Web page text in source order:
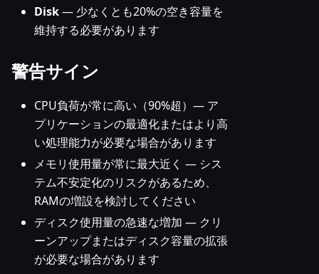
Disk— 少なくとも20%の空き容量を
維持する必要があります
警告サイン
CPU負荷が常に高い（90%超）— ア
プリケーションの最適化またはより高
い処理能力が必要な場合があります
メモリ使用量が常に最大近く — シス
テム不安定化のリスクがあるため、
RAMの増設を検討してください
ディスク使用量の急速な増加 — クリ
ーンアップまたはディスク容量の拡張
が必要な場合があります